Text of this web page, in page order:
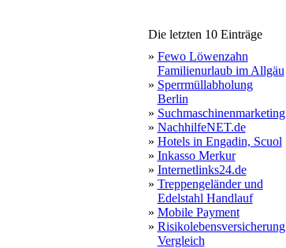
Die letzten 10 Einträge
» Fewo Löwenzahn
Familienurlaub im Allgäu
» Sperrmüllabholung
Berlin
» Suchmaschinenmarketing
» NachhilfeNET.de
» Hotels in Engadin, Scuol
» Inkasso Merkur
» Internetlinks24.de
» Treppengeländer und
Edelstahl Handlauf
» Mobile Payment
» Risikolebensversicherung
Vergleich